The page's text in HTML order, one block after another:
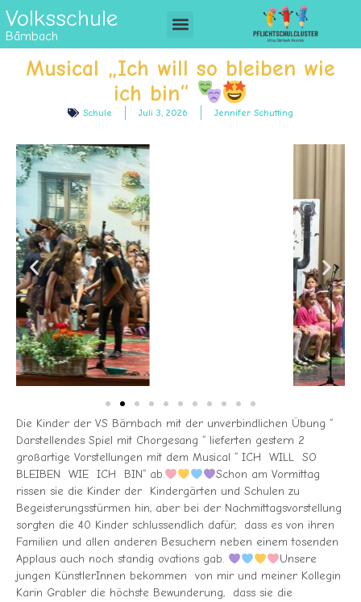
Volksschule
Bärnbach
Musical „Ich will so bleiben wie
ich bin“
Schule Juli 3, 2026 Jennifer Schutting
Die Kinder der VS Bärnbach mit der unverbindlichen Übung “
Darstellendes Spiel mit Chorgesang “ lieferten gestern 2
großartige Vorstellungen mit dem Musical “ ICH WILL SO
BLEIBEN WIE ICH BIN“ ab.
Schon am Vormittag
rissen sie die Kinder der Kindergärten und Schulen zu
Begeisterungsstürmen hin, aber bei der Nachmittagsvorstellung
sorgten die 40 Kinder schlussendlich dafür, dass es von ihren
Familien und allen anderen Besuchern neben einem tosenden
Applaus auch noch standig ovations gab.
Unsere
jungen KünstlerInnen bekommen von mir und meiner Kollegin
Karin Grabler die höchste Bewunderung, dass sie die